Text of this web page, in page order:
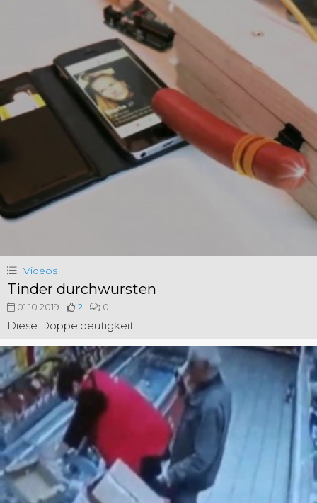
Videos
Tinder durchwursten
01.10.2019 2 0
Diese Doppeldeutigkeit..